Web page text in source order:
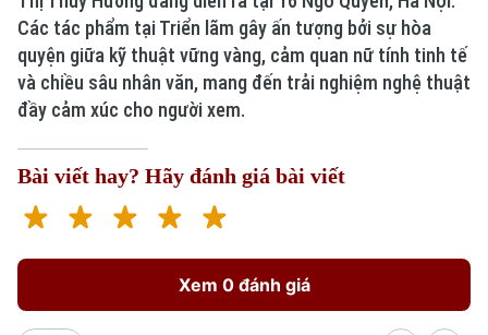
Các tác phẩm tại Triển lãm gây ấn tượng bởi sự hòa
quyện giữa kỹ thuật vững vàng, cảm quan nữ tính tinh tế
và chiều sâu nhân văn, mang đến trải nghiệm nghệ thuật
đầy cảm xúc cho người xem.
Bài viết hay? Hãy đánh giá bài viết
Xem 0 đánh giá